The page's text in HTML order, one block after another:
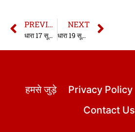
PREVIOUS
धारा 17 सूचना का अधिकार अधिनियम | Section 17 Right to Information Act in hindi | Section 17 RTI Act in hindi
NEXT
धारा 19 सूचना का अधिकार अधिनियम | Section 19 Right to Information Act in hindi | Section 19 RTI Act in hindi
हमसे जुड़े Privacy Policy
Contact Us